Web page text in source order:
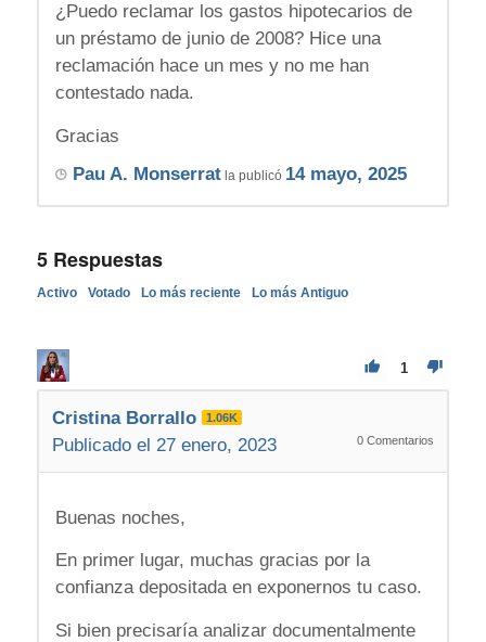
¿Puedo reclamar los gastos hipotecarios de
un préstamo de junio de 2008? Hice una
reclamación hace un mes y no me han
contestado nada.
Gracias
Pau A. Monserratla publicó 14 mayo, 2025
5Respuestas
Activo Votado Lo más reciente Lo más Antiguo
1
Cristina Borrallo 1.06K
Publicado el 27 enero, 2023 0 Comentarios
Buenas noches,
En primer lugar, muchas gracias por la
confianza depositada en exponernos tu caso.
Si bien precisaría analizar documentalmente